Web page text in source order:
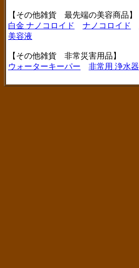
【その他雑貨 最先端の美容商品】
白金 ナノコロイド
ナノコロイド
美容液
【その他雑貨 非常災害用品】
ウォーターキーパー
非常用 浄水器